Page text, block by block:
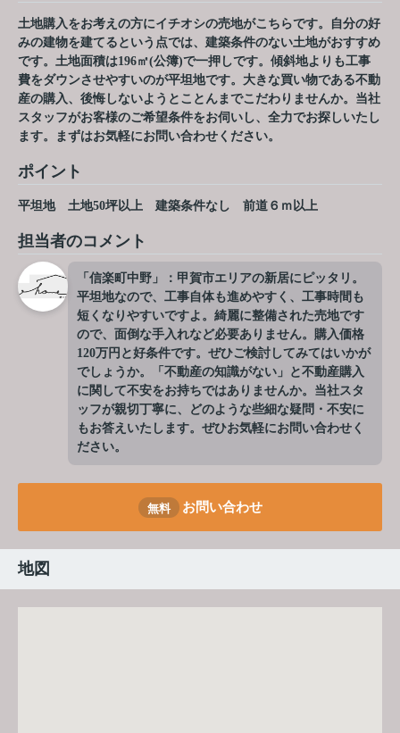
土地購入をお考えの方にイチオシの売地がこちらです。自分の好
みの建物を建てるという点では、建築条件のない土地がおすすめ
です。土地面積は196㎡(公簿)で一押しです。傾斜地よりも工事
費をダウンさせやすいのが平坦地です。大きな買い物である不動
産の購入、後悔しないようとことんまでこだわりませんか。当社
スタッフがお客様のご希望条件をお伺いし、全力でお探しいたし
ます。まずはお気軽にお問い合わせください。
ポイント
平坦地 土地50坪以上 建築条件なし 前道６ｍ以上
担当者のコメント
「信楽町中野」：甲賀市エリアの新居にピッタリ。
平坦地なので、工事自体も進めやすく、工事時間も
短くなりやすいですよ。綺麗に整備された売地です
ので、面倒な手入れなど必要ありません。購入価格
120万円と好条件です。ぜひご検討してみてはいかが
でしょうか。「不動産の知識がない」と不動産購入
に関して不安をお持ちではありませんか。当社スタ
ッフが親切丁寧に、どのような些細な疑問・不安に
もお答えいたします。ぜひお気軽にお問い合わせく
ださい。
無料 お問い合わせ
地図